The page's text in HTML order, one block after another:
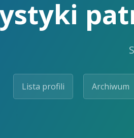
Lista profili Archiwum